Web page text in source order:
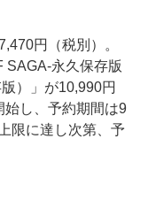
円（税別）。
SAGA-永久保存版
）」が10,990円
始し、予約期間は9
限に達し次第、予